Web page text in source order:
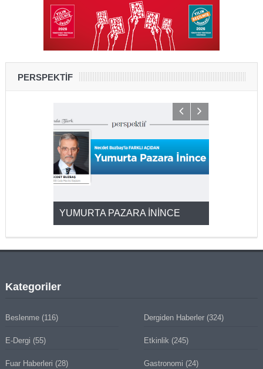
PERSPEKTİF
YUMURTA PAZARA İNİNCE
Kategoriler
Beslenme(116) Dergiden Haberler (324)
E-Dergi (55) Etkinlik (245)
Fuar Haberleri (28) Gastronomi (24)